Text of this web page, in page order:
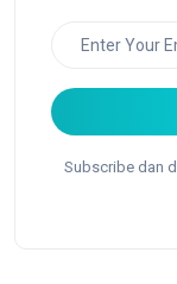
Subscribe dan